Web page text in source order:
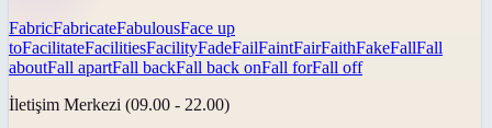
FabricFabricateFabulousFace up
toFacilitateFacilitiesFacilityFadeFailFaintFairFaithFakeFallFall
aboutFall apartFall backFall back onFall forFall off
İletişim Merkezi (09.00 - 22.00)